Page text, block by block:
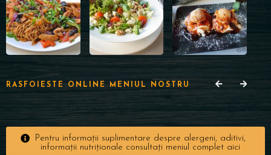
RASFOIESTE ONLINE MENIUL NOSTRU
Pentru informații suplimentare despre alergeni, aditivi,
informații nutriționale consultați meniul complet aici